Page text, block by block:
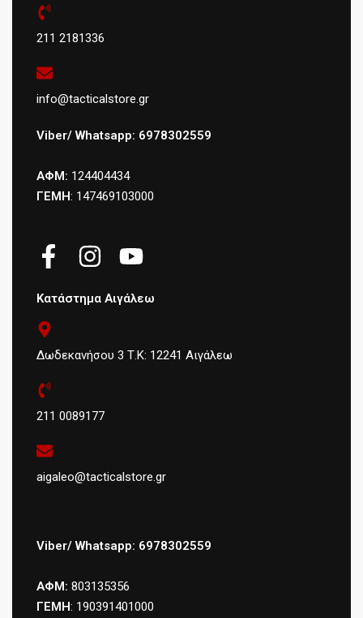
211 2181336
info@tacticalstore.gr
Viber/ Whatsapp: 6978302559
ΑΦΜ: 124404434
ΓΕΜΗ: 147469103000
Κατάστημα Αιγάλεω
Δωδεκανήσου 3 Τ.Κ: 12241 Αιγάλεω
211 0089177
aigaleo@tacticalstore.gr
Viber/ Whatsapp: 6978302559
ΑΦΜ: 803135356
ΓΕΜΗ: 190391401000